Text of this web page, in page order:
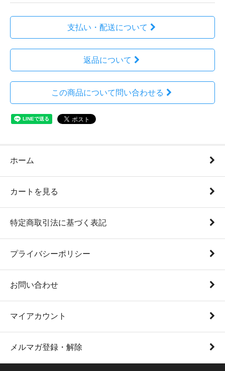
支払い・配送について
返品について
この商品について問い合わせる
ホーム
カートを見る
特定商取引法に基づく表記
プライバシーポリシー
お問い合わせ
マイアカウント
メルマガ登録・解除